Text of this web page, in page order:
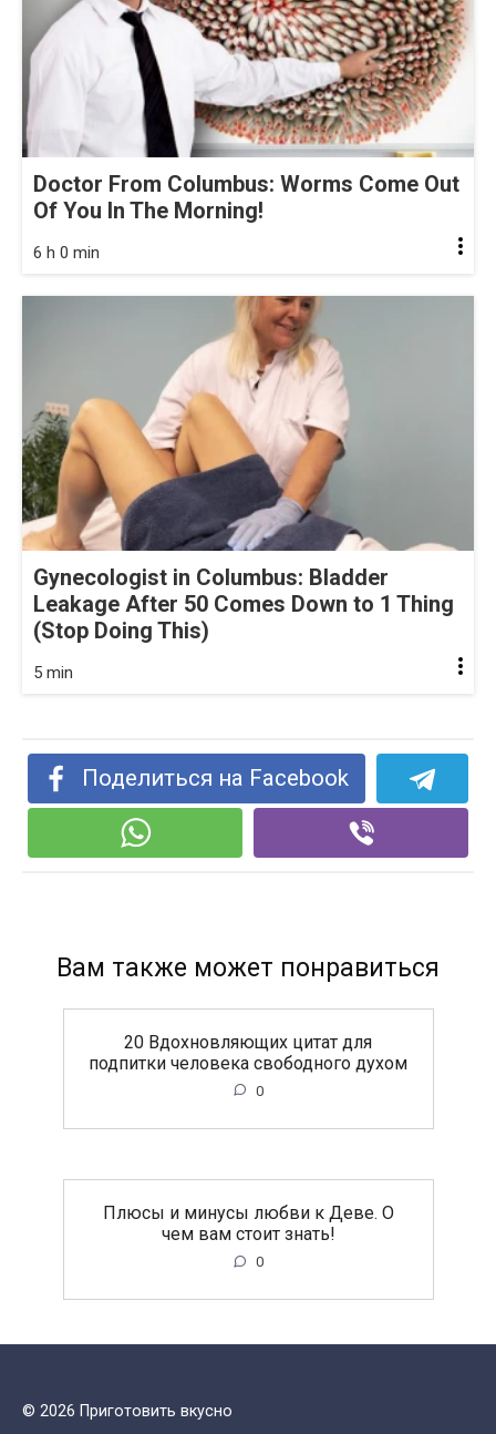
Doctor From Columbus: Worms Come Out
Of You In The Morning!
6 h 0 min
Gynecologist in Columbus: Bladder
Leakage After 50 Comes Down to 1 Thing
(Stop Doing This)
5 min
Поделиться на Facebook
Вам также может понравиться
20 Вдохновляющих цитат для
подпитки человека свободного духом
0
Плюсы и минусы любви к Деве. О
чем вам стоит знать!
0
© 2026 Приготовить вкусно